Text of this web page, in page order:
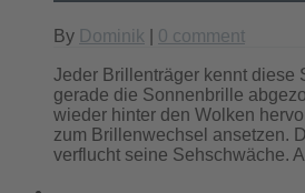
By Dominik 0 comment
Jeder Brillenträger kennt diese
gerade die Sonnenbrille
wieder hinter den Wolken
zum Brillenwechsel ansetzen.
verflucht seine Sehschwäche.